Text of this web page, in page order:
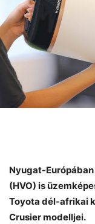
Nyugat-
(HVO) is
Toyota dél-afrikai
Crusier modelljei.